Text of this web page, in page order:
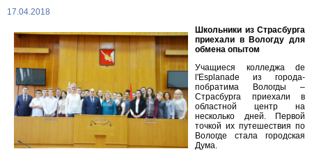
17.04.2018
Школьники из Страсбурга
приехали в Вологду для
обмена опытом
Учащиеся колледжа de
l'Esplanade из города-
побратима Вологды –
Страсбурга приехали в
областной центр на
несколько дней. Первой
точкой их путешествия по
Вологде стала городская
Дума.